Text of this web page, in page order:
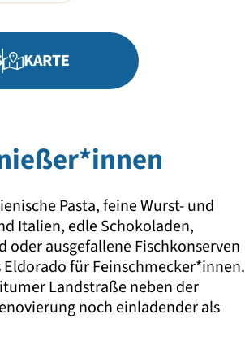
KARTE
Pasta, feine Wurst- und
Italien, edle Schokoladen,
oder ausgefallene Fischkonserven
Eldorado für Feinschmecker*innen.
Landstraße neben der
noch einladender als